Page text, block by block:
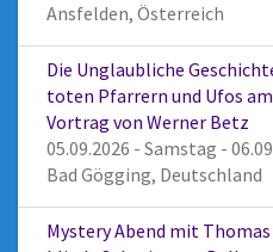
Ansfelden, Österreich
Die Unglaubliche
toten Pfarrern und Ufos
Vortrag von Werner Betz
05.09.2026 - Samstag -
Bad Gögging, Deutschland
Mystery Abend mit